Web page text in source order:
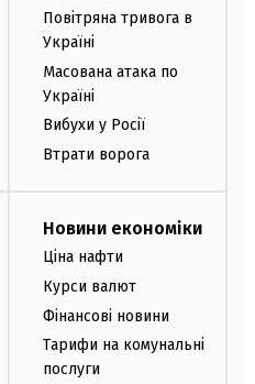
Повітряна тривога в
Україні
Масована атака по
Україні
Вибухи у Росії
Втрати ворога
Новини економіки
Ціна нафти
Курси валют
Фінансові новини
Тарифи на комунальні
послуги